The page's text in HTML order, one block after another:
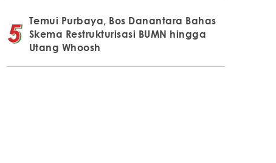
Temui Purbaya, Bos Danantara Bahas
Skema Restrukturisasi BUMN hingga
Utang Whoosh